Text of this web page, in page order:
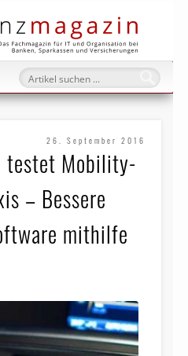
26. September 2016
testet Mobility-
– Bessere
mithilfe